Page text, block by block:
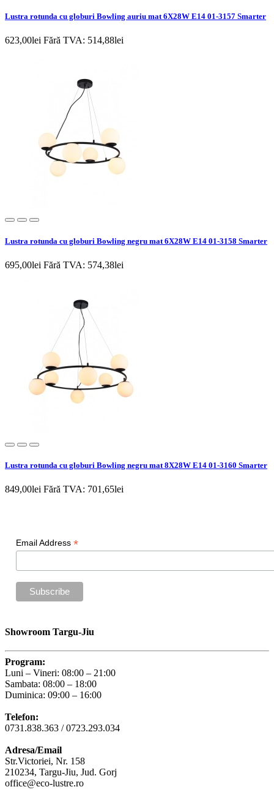
Lustra rotunda cu globuri Bowling auriu mat 6X28W E14 01-3157 Smarter
623,00lei Fără TVA: 514,88lei
Lustra rotunda cu globuri Bowling negru mat 6X28W E14 01-3158 Smarter
695,00lei Fără TVA: 574,38lei
Lustra rotunda cu globuri Bowling negru mat 8X28W E14 01-3160 Smarter
849,00lei Fără TVA: 701,65lei
Email Address *
Showroom Targu-Jiu
Program:
Luni – Vineri: 08:00 – 21:00
Sambata: 08:00 – 18:00
Duminica: 09:00 – 16:00
Telefon:
0731.838.363 / 0723.293.034
Adresa/Email
Str.Victoriei, Nr. 158
210234, Targu-Jiu, Jud. Gorj
office@eco-lustre.ro